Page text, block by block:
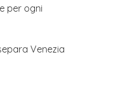
per ogni
Venezia